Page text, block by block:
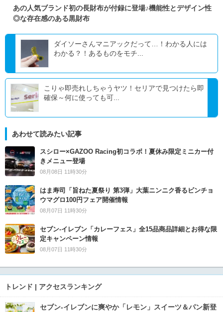
あの人気ブランド初の長財布が付録に登場♪機能性とデザイン性
◎な存在感のある黒財布
ダイソーさんマニアックだって…！わかる人には
わかる？！あるものをモチ...
こりゃ即売れしちゃうヤツ！セリアで見つけたら即
確保～何に使っても可...
あわせて読みたい記事
スシロー×GAZOO Racing初コラボ！夏休み限定ミニカー付
きメニュー登場
08月08日 11時30分
はま寿司「旨ねた夏祭り 第3弾」大葉ニンニク香るビンチョ
ウマグロ100円フェア開催情報
08月07日 11時30分
セブン‐イレブン「カレーフェス」全15品商品詳細とお得な限
定キャンペーン情報
08月07日 11時30分
トレンド | アクセスランキング
セブン‐イレブンに爽やか「レモン」スイーツ＆パン新登